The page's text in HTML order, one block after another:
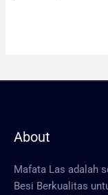
About
Mafata Las adalah
Besi Berkualitas